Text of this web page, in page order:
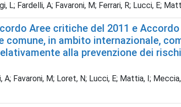
L; Fardelli, A; Favaroni, M; Ferrari, R; Lucci, E;
Aree critiche del 2011 e
in ambito internazionale,
alla prevenzione dei
A; Favaroni, M; Loret, N; Lucci, E; Mattia, I;